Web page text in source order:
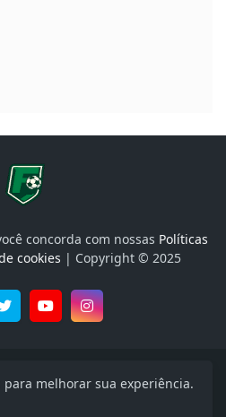
concorda com nossas Políticas
cookies | Copyright © 2025
Brasileirão e muito mais
para melhorar sua experiência.